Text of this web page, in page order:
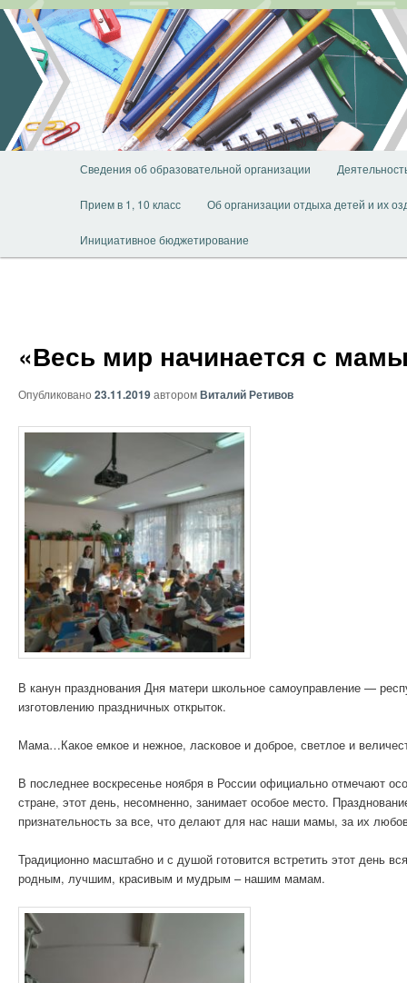
Перейти
основному
содержимому
Сведения об образовательной организации
Прием в 1, 10 класс Об организации отдыха детей и их
Инициативное бюджетирование
«Весь мир начинается с
Опубликовано 23.11.2019авторомВиталий Ретивов
В канун празднования Дня матери школьное самоуправление —
изготовлению праздничных открыток.
Мама…Какое емкое и нежное, ласковое и доброе, светлое и
В последнее воскресенье ноября в России официально отмечают
стране, этот день, несомненно, занимает особое место.
признательность за все, что делают для нас наши мамы, за их
Традиционно масштабно и с душой готовится встретить этот
родным, лучшим, красивым и мудрым – нашим мамам.